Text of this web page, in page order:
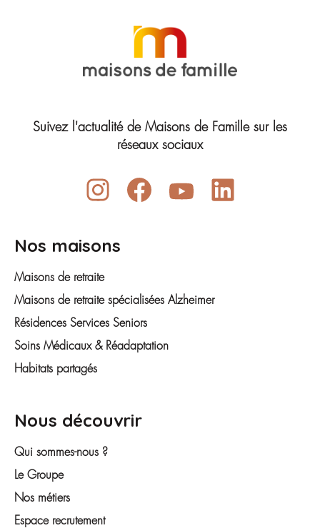
Suivez l'actualité de Maisons de Famille sur les
réseaux sociaux
Nos maisons
Maisons de retraite
Maisons de retraite spécialisées Alzheimer
Résidences Services Seniors
Soins Médicaux & Réadaptation
Habitats partagés
Nous découvrir
Qui sommes-nous ?
Le Groupe
Nos métiers
Espace recrutement